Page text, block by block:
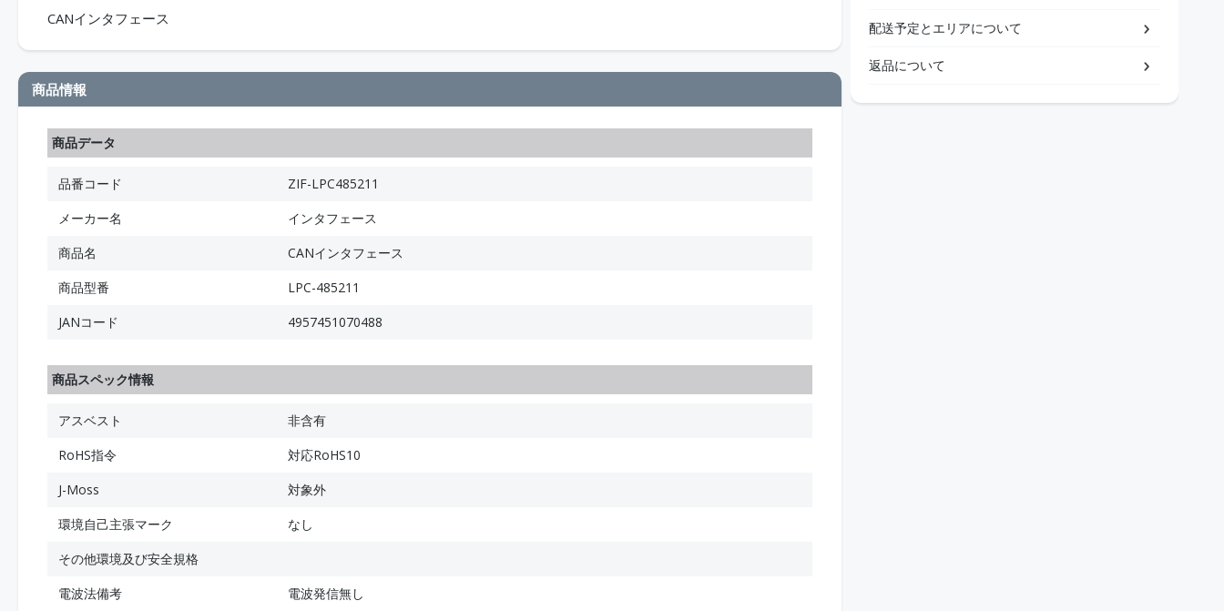
CANインタフェース
商品情報
商品データ
品番コード
ZIF-LPC485211
メーカー名
インタフェース
商品名
CANインタフェース
商品型番
LPC-485211
JANコード
4957451070488
商品スペック情報
アスベスト
非含有
RoHS指令
対応RoHS10
J-Moss
対象外
環境自己主張マーク
なし
その他環境及び安全規格
電波法備考
電波発信無し
配送予定とエリアについて
返品について